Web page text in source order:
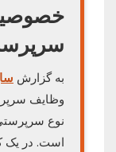
به گزارش
وظایف
نوع
است. در یک